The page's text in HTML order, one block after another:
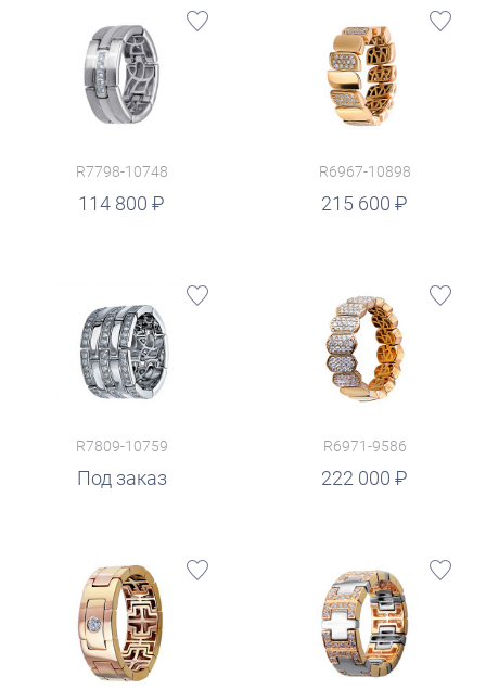
R7798-10748
114 800
R6967-10898
215 600
руб.
R7809-10759
Под заказ
R6971-9586
222 000
руб.